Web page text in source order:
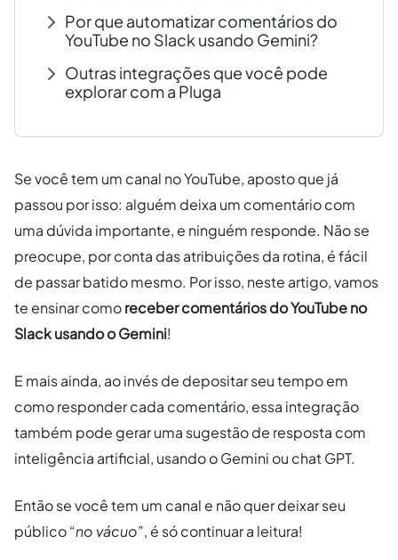
Por que automatizar comentários do
YouTube no Slack usando Gemini?
Outras integrações que você pode
explorar com a Pluga
Se você tem um canal no YouTube, aposto que já
passou por isso: alguém deixa um comentário com
uma dúvida importante, e ninguém responde. Não se
preocupe, por conta das atribuições da rotina, é fácil
de passar batido mesmo. Por isso, neste artigo, vamos
te ensinar comoreceber comentários do YouTube no
Slack usando o Gemini!
E mais ainda, ao invés de depositar seu tempo em
como responder cada comentário, essa integração
também pode gerar uma sugestão de resposta com
inteligência artificial, usando o Gemini ou chat GPT.
Então se você tem um canal e não quer deixar seu
público “no vácuo”, é só continuar a leitura!